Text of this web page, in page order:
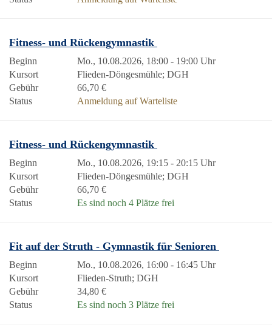
Fitness- und Rückengymnastik
Beginn
Mo., 10.08.2026, 18:00 - 19:00 Uhr
Kursort
Flieden-Döngesmühle; DGH
Gebühr
66,70 €
Status
Anmeldung auf Warteliste
Fitness- und Rückengymnastik
Beginn
Mo., 10.08.2026, 19:15 - 20:15 Uhr
Kursort
Flieden-Döngesmühle; DGH
Gebühr
66,70 €
Status
Es sind noch 4 Plätze frei
Fit auf der Struth - Gymnastik für Senioren
Beginn
Mo., 10.08.2026, 16:00 - 16:45 Uhr
Kursort
Flieden-Struth; DGH
Gebühr
34,80 €
Status
Es sind noch 3 Plätze frei